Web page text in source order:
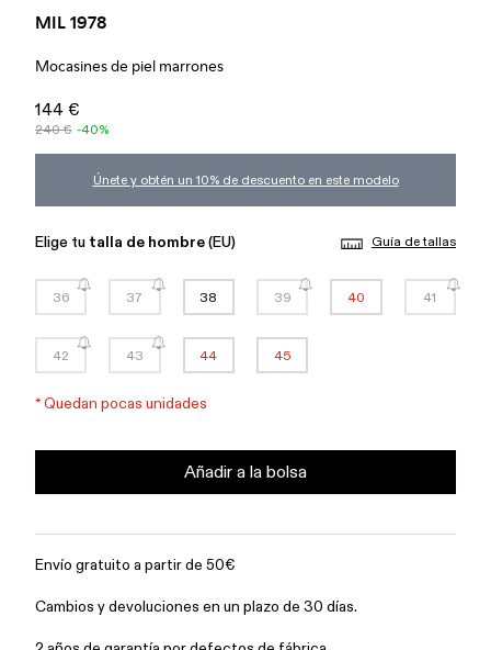
MIL 1978
Mocasines de piel marrones
144 €
240 € -40%
Únete y obtén un 10% de descuento en este modelo
Elige tu talla de hombre(EU) Guía de tallas
36 37 38 39 40 41
42 43 44 45
*Quedan pocas unidades
Añadir a la bolsa
Envío gratuito a partir de 50€
Cambios y devoluciones en un plazo de 30 días.